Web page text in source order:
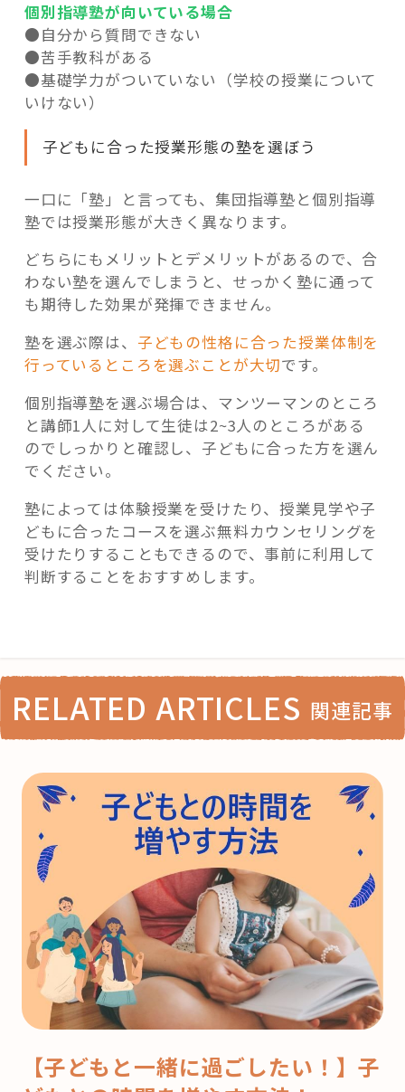
個別指導塾が向いている場合
●自分から質問できない
●苦手教科がある
●基礎学力がついていない（学校の授業について
いけない）
子どもに合った授業形態の塾を選ぼう
一口に「塾」と言っても、集団指導塾と個別指導
塾では授業形態が大きく異なります。
どちらにもメリットとデメリットがあるので、合
わない塾を選んでしまうと、せっかく塾に通って
も期待した効果が発揮できません。
塾を選ぶ際は、 子どもの性格に合った授業体制を
行っているところを選ぶことが大切です。
個別指導塾を選ぶ場合は、マンツーマンのところ
と講師1人に対して生徒は2~3人のところがある
のでしっかりと確認し、子どもに合った方を選ん
でください。
塾によっては体験授業を受けたり、授業見学や子
どもに合ったコースを選ぶ無料カウンセリングを
受けたりすることもできるので、事前に利用して
判断することをおすすめします。
RELATED ARTICLES 関連記事
【子どもと一緒に過ごしたい！】子